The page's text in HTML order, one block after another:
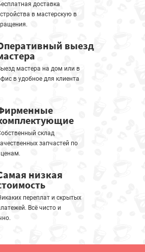
доставка
в мастерскую в
выезд
мастера на дом или в
в удобное для клиента
склад
запчастей по
низкая
переплат и скрытых
Всё чисто и